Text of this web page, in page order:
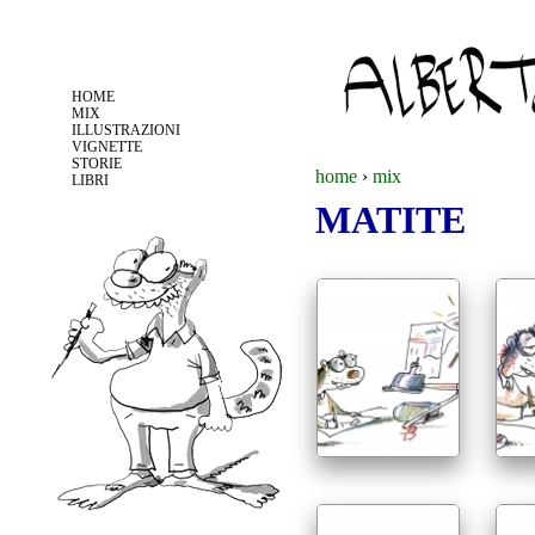
HOME
MIX
ILLUSTRAZIONI
VIGNETTE
STORIE
LIBRI
t
u
e
i
q
home › mix
MATITE